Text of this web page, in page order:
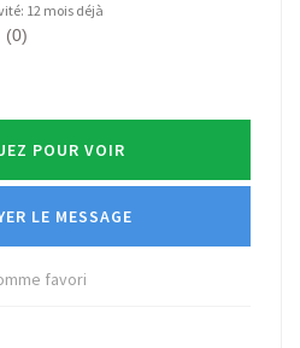
12 mois déjà
(0)
POUR VOIR
LE MESSAGE
favori